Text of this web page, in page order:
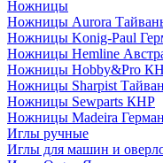
Ножницы
Ножницы Aurora
Ножницы Konig-Paul
Ножницы Hemline
Ножницы Hobby&Pro
Ножницы Sharpist
Ножницы Sewparts КНР
Ножницы Madeira
Иглы ручные
Иглы для машин и